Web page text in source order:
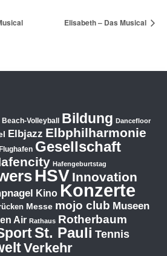
Elisabeth – Das Musical
Beach-Volleyball Bildung Dancefloor
Elbjazz Elbphilharmonie
Gesellschaft
Hafengeburtstag
HSV Innovation
Kino Konzerte
Messe mojo club Museen
Air Rathaus Rotherbaum
St. Pauli Tennis
Verkehr